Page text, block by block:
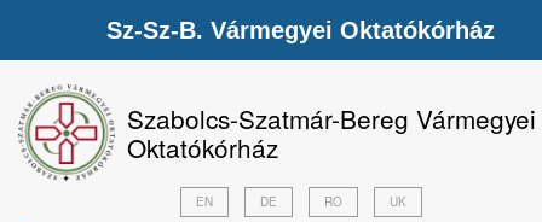
Szabolcs-Szatmár-Bereg Vármegyei
Oktatókórház
EN DE RO UK
Sz-Sz-B. Vármegyei Oktatókórház